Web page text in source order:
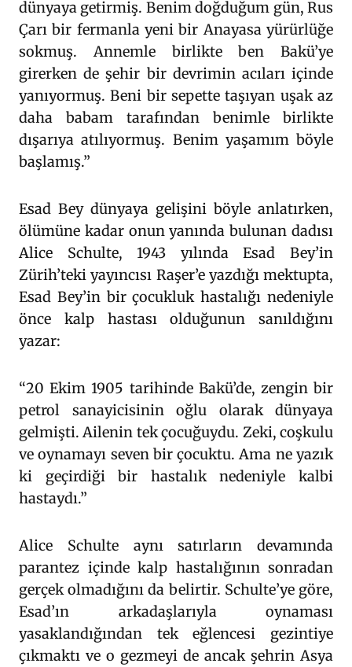
dünyaya getirmiş. Benim doğduğum gün, Rus
Çarı bir fermanla yeni bir Anayasa yürürlüğe
sokmuş. Annemle birlikte ben Bakü’ye
girerken de şehir bir devrimin acıları içinde
yanıyormuş. Beni bir sepette taşıyan uşak az
daha babam tarafından benimle birlikte
dışarıya atılıyormuş. Benim yaşamım böyle
başlamış.”
Esad Bey dünyaya gelişini böyle anlatırken,
ölümüne kadar onun yanında bulunan dadısı
Alice Schulte, 1943 yılında Esad Bey’in
Zürih’teki yayıncısı Raşer’e yazdığı mektupta,
Esad Bey’in bir çocukluk hastalığı nedeniyle
önce kalp hastası olduğunun sanıldığını
yazar:
“20 Ekim 1905 tarihinde Bakü’de, zengin bir
petrol sanayicisinin oğlu olarak dünyaya
gelmişti. Ailenin tek çocuğuydu. Zeki, coşkulu
ve oynamayı seven bir çocuktu. Ama ne yazık
ki geçirdiği bir hastalık nedeniyle kalbi
hastaydı.”
Alice Schulte aynı satırların devamında
parantez içinde kalp hastalığının sonradan
gerçek olmadığını da belirtir. Schulte’ye göre,
Esad’ın arkadaşlarıyla oynaması
yasaklandığından tek eğlencesi gezintiye
çıkmaktı ve o gezmeyi de ancak şehrin Asya